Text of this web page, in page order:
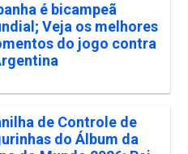
é bicampeã
Veja os melhores
do jogo contra
de Controle de
do Álbum da